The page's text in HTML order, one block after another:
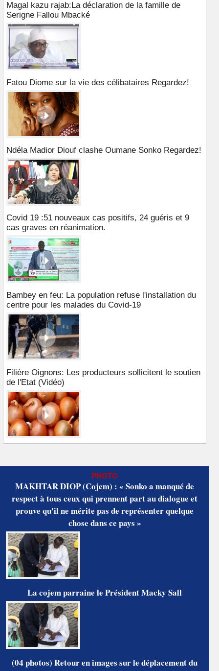
Magal kazu rajab:La déclaration de la famille de
Serigne Fallou Mbacké
Fatou Diome sur la vie des célibataires Regardez!
Ndéla Madior Diouf clashe Oumane Sonko Regardez!
Covid 19 :51 nouveaux cas positifs, 24 guéris et 9
cas graves en réanimation.
Bambey en feu: La population refuse l'installation du
centre pour les malades du Covid-19
Filière Oignons: Les producteurs sollicitent le soutien
de l'Etat (Vidéo)
PHOTO
MAKHTAR DIOP (Cojem) : « Sonko a manqué de
respect à tous ceux qui prennent part au dialogue et
prouve qu'il ne mérite pas de représenter quelque
chose dans ce pays »
La cojem parraine le Président Macky Sall
(04 photos) Retour en images sur le déplacement du